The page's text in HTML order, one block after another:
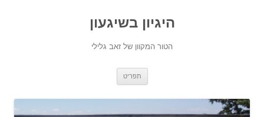
היגיון בשיגעון
הטור המקוון של זאב גלילי
תפריט